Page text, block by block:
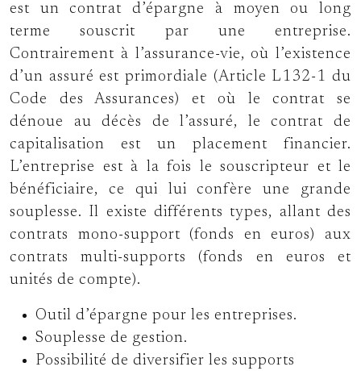
est un contrat d’épargne à moyen ou long
terme souscrit par une entreprise.
Contrairement à l’assurance-vie, où l’existence
d’un assuré est primordiale (Article L132-1 du
Code des Assurances) et où le contrat se
dénoue au décès de l’assuré, le contrat de
capitalisation est un placement financier.
L’entreprise est à la fois le souscripteur et le
bénéficiaire, ce qui lui confère une grande
souplesse. Il existe différents types, allant des
contrats mono-support (fonds en euros) aux
contrats multi-supports (fonds en euros et
unités de compte).
Outil d’épargne pour les entreprises.
Souplesse de gestion.
Possibilité de diversifier les supports